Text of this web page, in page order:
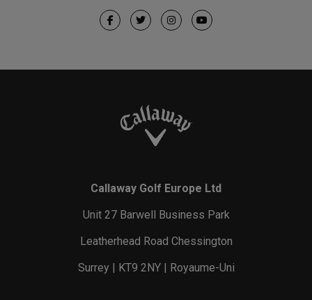
Callaway Golf Europe Ltd
Unit 27 Barwell Business Park
Leatherhead Road Chessington
Surrey | KT9 2NY | Royaume-Uni